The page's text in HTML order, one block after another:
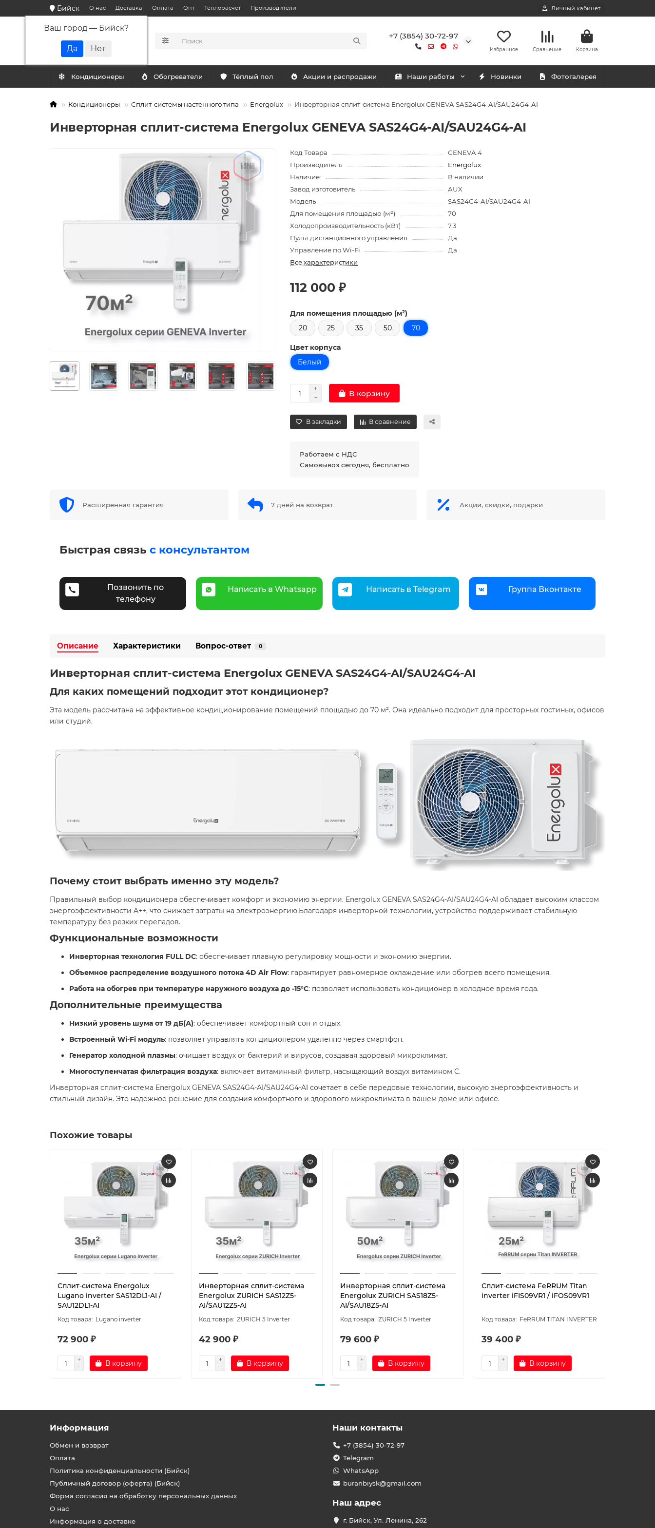
Бийск
Ваш город — Бийск?
О нас Доставка Оплата Опт Теплорасчет Производители Личный кабинет
+7 (3854) 30-72-97
Избранное Сравнение Корзина
Кондиционеры Обогреватели Тёплый пол Акции и распродажи Наши работы Новинки Фотогалерея
Кондиционеры Сплит-системы настенного типа Energolux Инверторная сплит-система Energolux GENEVA SAS24G4-AI/SAU24G4-AI
Инверторная сплит-система Energolux GENEVA SAS24G4-AI/SAU24G4-AI
Код Товара
GENEVA 4
Производитель
Energolux
Наличие:
В наличии
Завод изготовитель
AUX
Модель
SAS24G4-AI/SAU24G4-AI
Для помещения площадью (м²)
70
Холодопроизводительность (кВт)
7,3
Пульт дистанционного управления
Да
Управление по Wi-Fi
Да
Все характеристики
112 000 ₽
Для помещения площадью (м²)
20
25 35 50 70
Цвет корпуса
Белый
В корзину
В закладки В сравнение
Работаем с НДС
Самовывоз сегодня, бесплатно
Расширенная гарантия 7 дней на возврат Акции, скидки, подарки
Быстрая связь с консультантом
Позвонить по
телефону
Написать в Whatsapp Написать в Telegram Группа Вконтакте
Описание Характеристики Вопрос-ответ 0
Инверторная сплит-система Energolux GENEVA SAS24G4-AI/SAU24G4-AI
Для каких помещений подходит этот кондиционер?
Эта модель рассчитана на эффективное кондиционирование помещений площадью до 70 м². Она идеально подходит для просторных гостиных, офисов
или студий.​
Почему стоит выбрать именно эту модель?
Правильный выбор кондиционера обеспечивает комфорт и экономию энергии. Energolux GENEVA SAS24G4-AI/SAU24G4-AI обладает высоким классом
энергоэффективности A++, что снижает затраты на электроэнергию.Благодаря инверторной технологии, устройство поддерживает стабильную
температуру без резких перепадов.​
Функциональные возможности
Инверторная технология FULL DC: обеспечивает плавную регулировку мощности и экономию энергии.​
Объемное распределение воздушного потока 4D Air Flow: гарантирует равномерное охлаждение или обогрев всего помещения.​
Работа на обогрев при температуре наружного воздуха до -15°C: позволяет использовать кондиционер в холодное время года.​
Дополнительные преимущества
Низкий уровень шума от 19 дБ(А): обеспечивает комфортный сон и отдых.​
Встроенный Wi-Fi модуль: позволяет управлять кондиционером удаленно через смартфон.​
Генератор холодной плазмы: очищает воздух от бактерий и вирусов, создавая здоровый микроклимат.​
Многоступенчатая фильтрация воздуха: включает витаминный фильтр, насыщающий воздух витамином C.​
Инверторная сплит-система Energolux GENEVA SAS24G4-AI/SAU24G4-AI сочетает в себе передовые технологии, высокую энергоэффективность и
стильный дизайн. Это надежное решение для создания комфортного и здорового микроклимата в вашем доме или офисе.​
Похожие товары
Сплит-система Energolux
Lugano inverter SAS12DL1-AI /
SAU12DL1-AI
Lugano inverter
72 900 ₽
В корзину
Инверторная сплит-система
Energolux ZURICH SAS12Z5-
AI/SAU12Z5-AI
ZURICH 5 Inverter
42 900 ₽
В корзину
Инверторная сплит-система
Energolux ZURICH SAS18Z5-
AI/SAU18Z5-AI
ZURICH 5 Inverter
79 600 ₽
В корзину
Сплит-система FeRRUM Titan
inverter iFIS09VR1 / iFOS09VR1
FeRRUM TITAN INVERTER
39 400 ₽
В корзину
Информация
Обмен и возврат
Оплата
Политика конфиденциальности (Бийск)
Публичный договор (оферта) (Бийск)
Форма согласия на обработку персональных данных
О нас
Информация о доставке
Наши контакты
+7 (3854) 30-72-97
Telegram
WhatsApp
buranbiysk@gmail.com
Наш адрес
г. Бийск, Ул. Ленина, 262